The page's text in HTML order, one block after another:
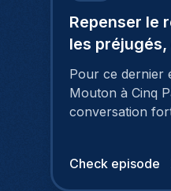
Repenser le
les préjugés,
Coraline De
Pour ce dernier
Mouton à Cinq
conversation
Check episode